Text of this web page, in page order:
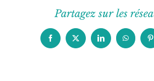
Partagez sur les
FacebookX LinkedInWhatsApp